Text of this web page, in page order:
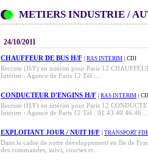
METIERS INDUSTRIE /
24/10/2011
CHAUFFEUR DE BUS H/F RAS INTERIM | CDI
Recrute (H/F) en intérim pour Paris 12
Intérim - Agence de Paris 12 Tél :...
CONDUCTEUR D'ENGINS H/F RAS INTERIM |
Recrute (H/F) en intérim pour Paris 12
Intérim - Agence de Paris 12 Tél : 01.43.40.46.46...
EXPLOITANT JOUR / NUIT H/F TRANSPORT
Dans le cadre de notre développement en Ile de
des commandes, suivi, courses et...